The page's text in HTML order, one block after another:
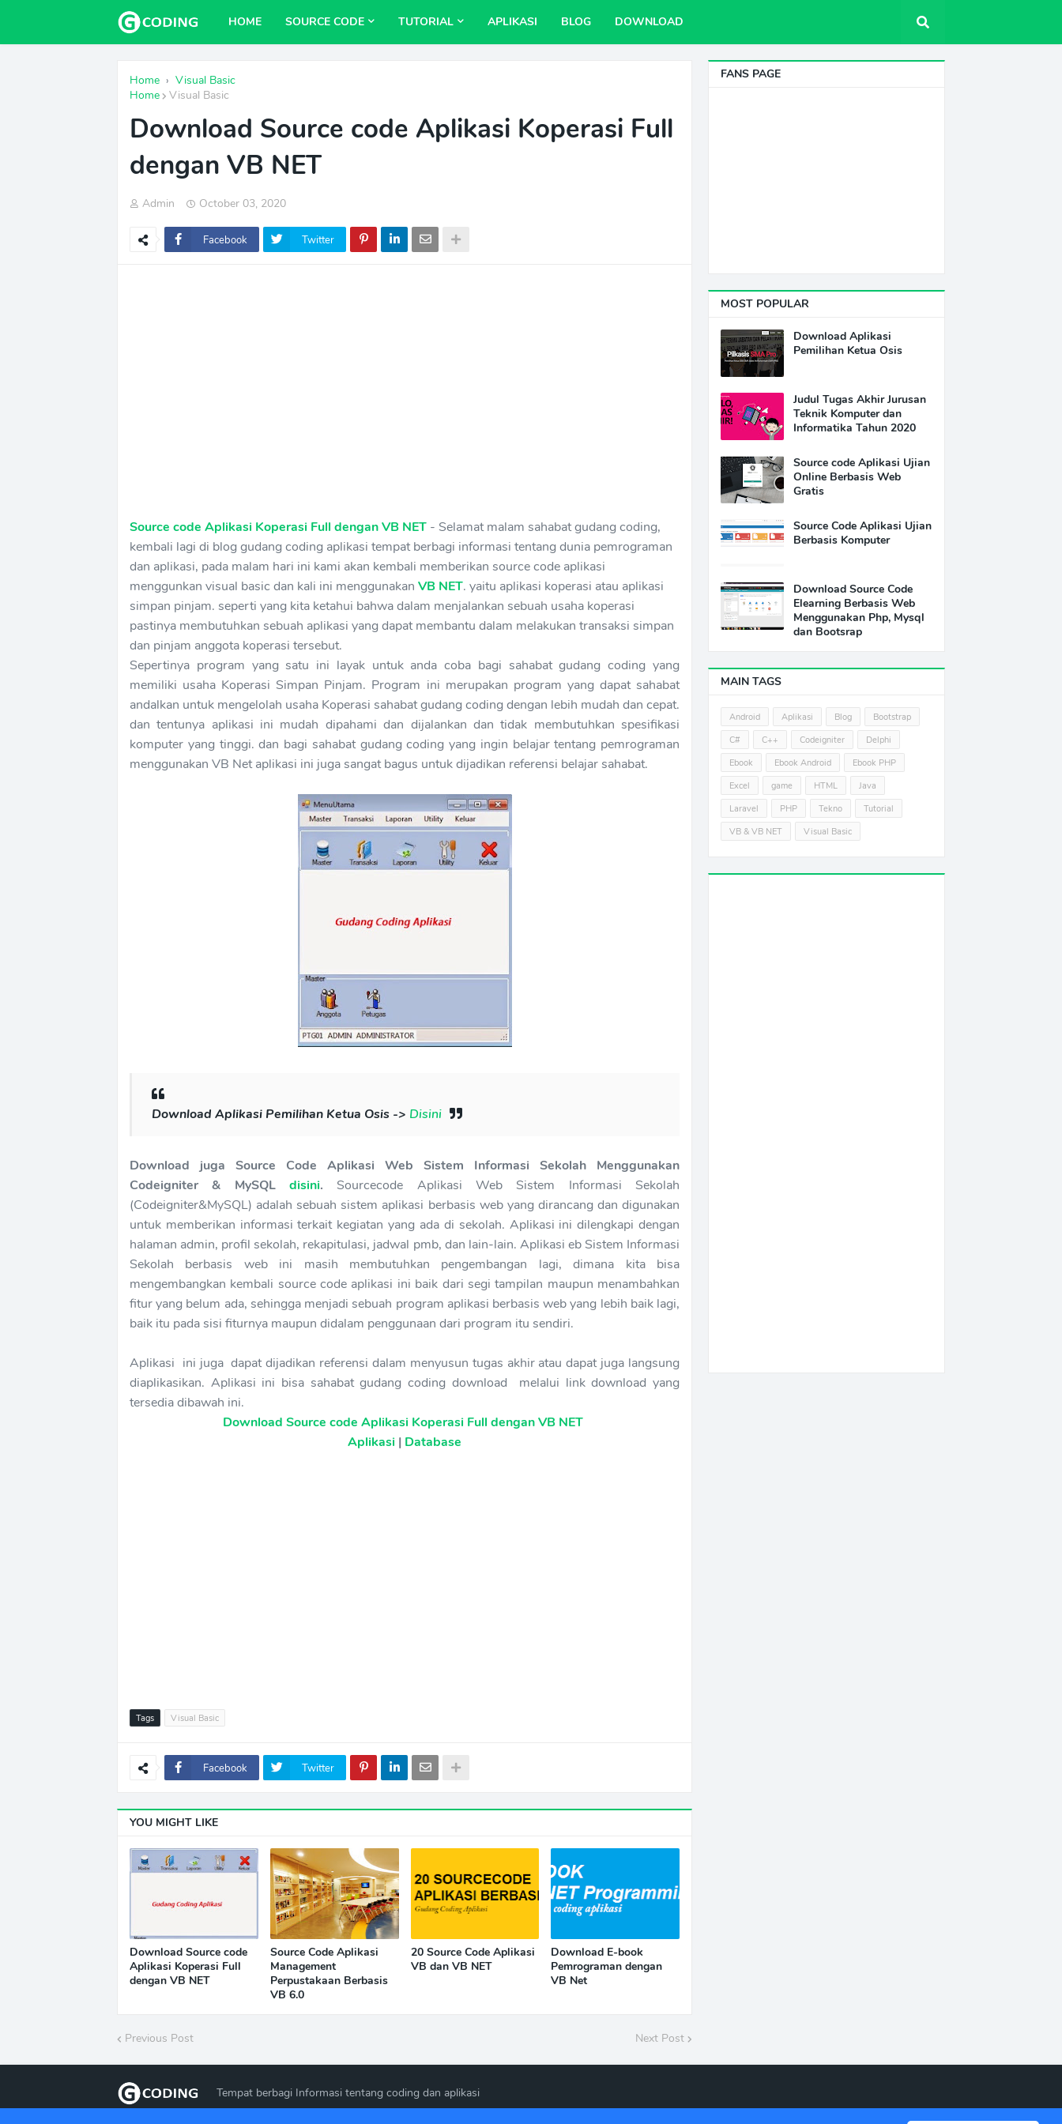
HOME SOURCE CODE TUTORIAL APLIKASI BLOG DOWNLOAD
Home › Visual Basic
Home
Visual Basic
Download Source code Aplikasi Koperasi Full
dengan VB NET
Admin October 03, 2020
Facebook Twitter
Source code Aplikasi Koperasi Full dengan VB NET - Selamat malam sahabat gudang coding,
kembali lagi di blog gudang coding aplikasi tempat berbagi informasi tentang dunia pemrograman
dan aplikasi, pada malam hari ini kami akan kembali memberikan source code aplikasi
menggunkan visual basic dan kali ini menggunakan VB NET. yaitu aplikasi koperasi atau aplikasi
simpan pinjam. seperti yang kita ketahui bahwa dalam menjalankan sebuah usaha koperasi
pastinya membutuhkan sebuah aplikasi yang dapat membantu dalam melakukan transaksi simpan
dan pinjam anggota koperasi tersebut.
Sepertinya program yang satu ini layak untuk anda coba bagi sahabat gudang coding yang
memiliki usaha Koperasi Simpan Pinjam. Program ini merupakan program yang dapat sahabat
andalkan untuk mengelolah usaha Koperasi sahabat gudang coding dengan lebih mudah dan cepat.
dan tentunya aplikasi ini mudah dipahami dan dijalankan dan tidak membutuhkan spesifikasi
komputer yang tinggi. dan bagi sahabat gudang coding yang ingin belajar tentang pemrograman
menggunakan VB Net aplikasi ini juga sangat bagus untuk dijadikan referensi belajar sahabat.
Download Aplikasi Pemilihan Ketua Osis -> Disini
Download juga Source Code Aplikasi Web Sistem Informasi Sekolah Menggunakan
Codeigniter & MySQL disini. Sourcecode Aplikasi Web Sistem Informasi Sekolah
(Codeigniter&MySQL) adalah sebuah sistem aplikasi berbasis web yang dirancang dan digunakan
untuk memberikan informasi terkait kegiatan yang ada di sekolah. Aplikasi ini dilengkapi dengan
halaman admin, profil sekolah, rekapitulasi, jadwal pmb, dan lain-lain. Aplikasi eb Sistem Informasi
Sekolah berbasis web ini masih membutuhkan pengembangan lagi, dimana kita bisa
mengembangkan kembali source code aplikasi ini baik dari segi tampilan maupun menambahkan
fitur yang belum ada, sehingga menjadi sebuah program aplikasi berbasis web yang lebih baik lagi,
baik itu pada sisi fiturnya maupun didalam penggunaan dari program itu sendiri.
Aplikasi ini juga dapat dijadikan referensi dalam menyusun tugas akhir atau dapat juga langsung
diaplikasikan. Aplikasi ini bisa sahabat gudang coding download melalui link download yang
tersedia dibawah ini.
Download Source code Aplikasi Koperasi Full dengan VB NET
Aplikasi | Database
Tags Visual Basic
Facebook Twitter
YOU MIGHT LIKE
Download Source code
Aplikasi Koperasi Full
dengan VB NET
Source Code Aplikasi
Management
Perpustakaan Berbasis
VB 6.0
20 Source Code Aplikasi
VB dan VB NET
Download E-book
Pemrograman dengan
VB Net
Previous Post Next Post
FANS PAGE
MOST POPULAR
Download Aplikasi
Pemilihan Ketua Osis
Judul Tugas Akhir Jurusan
Teknik Komputer dan
Informatika Tahun 2020
Source code Aplikasi Ujian
Online Berbasis Web
Gratis
Source Code Aplikasi Ujian
Berbasis Komputer
Download Source Code
Elearning Berbasis Web
Menggunakan Php, Mysql
dan Bootsrap
MAIN TAGS
Android Aplikasi Blog
Bootstrap
C#
C++ Codeigniter
Delphi
Ebook
Ebook Android
Ebook PHP
Excel
game HTML
Java
Laravel
PHP Tekno
Tutorial
VB & VB NET
Visual Basic
Tempat berbagi Informasi tentang coding dan aplikasi